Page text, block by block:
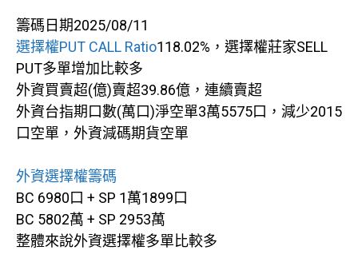
籌碼日期2025/08/11
選擇權PUT CALL Ratio118.02%，選擇權莊家SELL
PUT多單增加比較多
外資買賣超(億)賣超39.86億，連續賣超
外資台指期口數(萬口)淨空單3萬5575口，減少2015
口空單，外資減碼期貨空單
外資選擇權籌碼
BC 6980口 + SP 1萬1899口
BC 5802萬 + SP 2953萬
整體來說外資選擇權多單比較多